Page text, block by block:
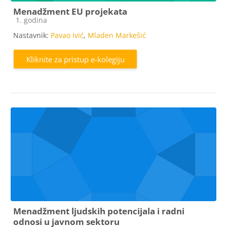
Menadžment EU projekata
Kategorija e-kolegija
1. godina
Nastavnik: Pavao Ivić, Mladen Markešić
Kliknite za pristup e-kolegiju
Menadžment ljudskih potencijala i radni
odnosi u javnom sektoru